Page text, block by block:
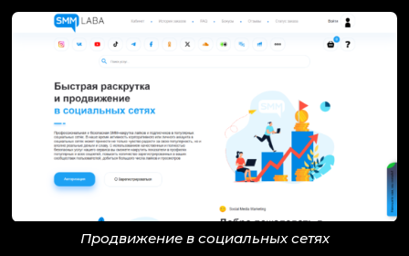
Продвижение в социальных сетях